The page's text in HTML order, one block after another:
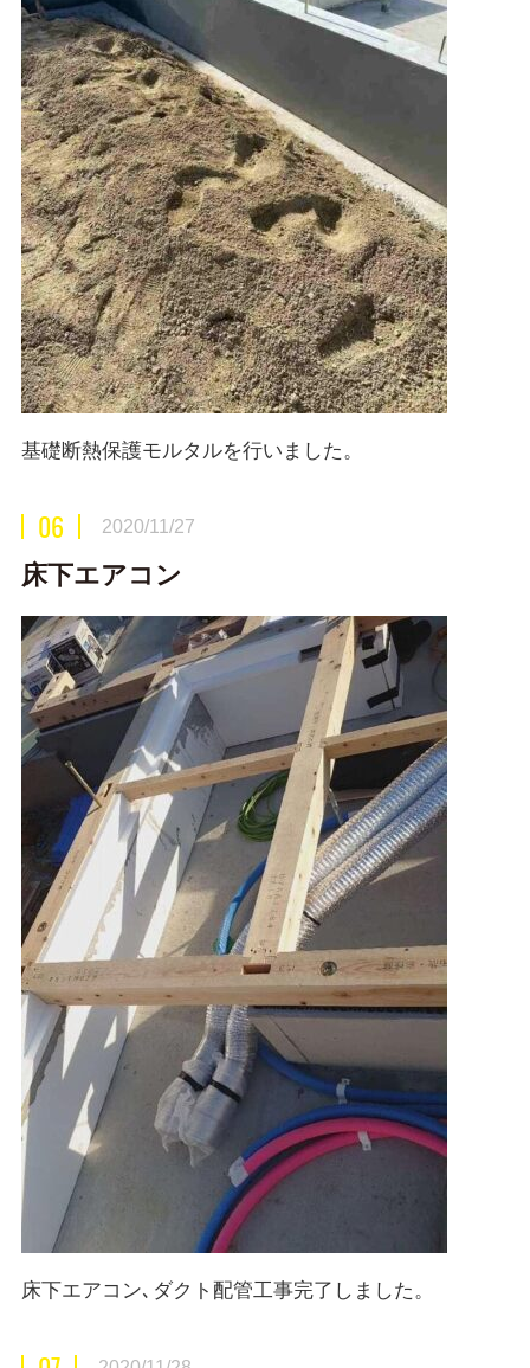
基礎断熱保護モルタルを行いました。
06 2020/11/27
床下エアコン
床下エアコン､ダクト配管工事完了しました。